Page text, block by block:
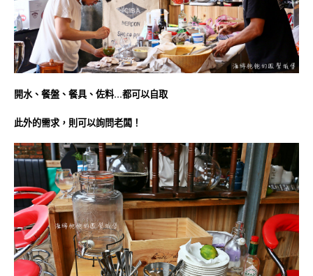
開水、餐盤、餐具、佐料…都可以自取
此外的需求，則可以詢問老闆！